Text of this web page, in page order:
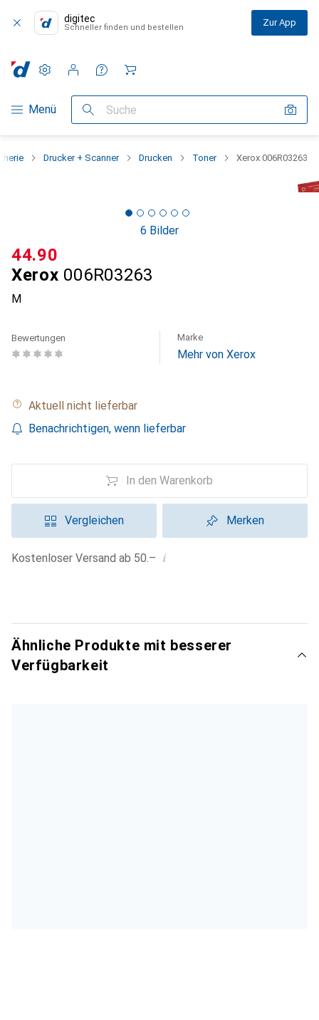
digitec
Schneller finden und bestellen Zur App
Navigation nach Kategorien
Menü Suche
Einstellungen
Kundenkonto
Vergleichslisten
Merklisten
Warenkorb
Drucker + Scanner Drucken Toner Xerox 006R03263
6 Bilder
Xerox 006R03263
M
CHF
44.90
Bewertungen Marke
Mehr von Xerox
Aktuell nicht lieferbar
Benachrichtigen, wenn lieferbar
In den Warenkorb
Vergleichen Merken
Kostenloser Versand ab 50.– i
Ähnliche Produkte mit besserer
Verfügbarkeit